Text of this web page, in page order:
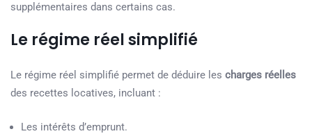
supplémentaires dans certains cas.
Le régime réel simplifié
Le régime réel simplifié permet de déduire les charges réelles
des recettes locatives, incluant :
Les intérêts d’emprunt.